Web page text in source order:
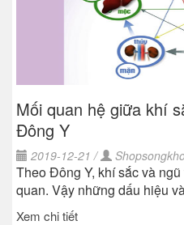
Mối quan hệ giữa khí
Đông Y
2019-12-21 /
Theo Đông Y, khí sắc và
quan. Vậy những dấu hiệu
Xem chi tiết